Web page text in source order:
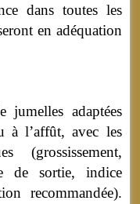
dans toutes les
en adéquation
jumelles adaptées
à l’affût, avec les
(grossissement,
de sortie, indice
recommandée).